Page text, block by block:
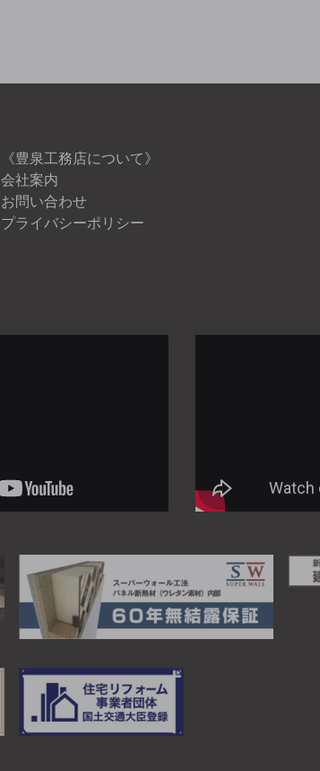
《豊泉工務店について》
会社案内
お問い合わせ
プライバシーポリシー